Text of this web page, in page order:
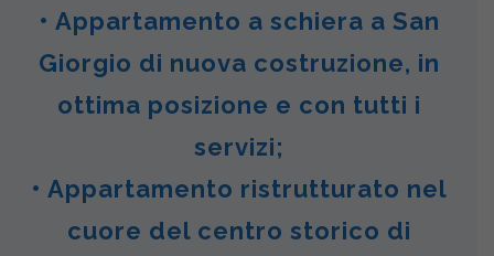
• Appartamento a schiera a San
Giorgio di nuova costruzione, in
ottima posizione e con tutti i
servizi;
• Appartamento ristrutturato nel
cuore del centro storico di